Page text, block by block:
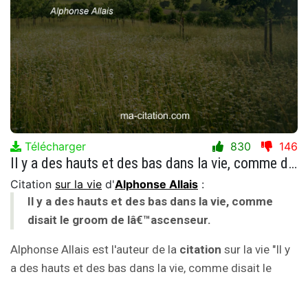
Télécharger 830 146
Il y a des hauts et des bas dans la vie, comme disait le groom de lâ€™ascenseur.
Citation sur la vie d'Alphonse Allais :
Il y a des hauts et des bas dans la vie, comme
disait le groom de lâ€™ascenseur.
Alphonse Allais est l'auteur de la citation sur la vie "Il y
a des hauts et des bas dans la vie, comme disait le